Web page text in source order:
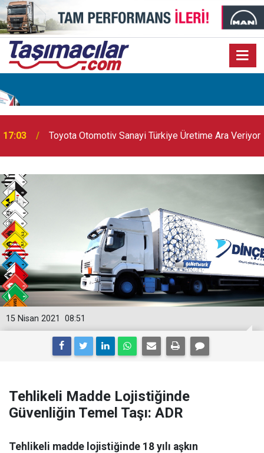
17:03 Toyota Otomotiv Sanayi Türkiye Üretime Ara Veriyor
08:51
15 Nisan 2021
Tehlikeli Madde Lojistiğinde
Güvenliğin Temel Taşı: ADR
Tehlikeli madde lojistiğinde 18 yılı aşkın